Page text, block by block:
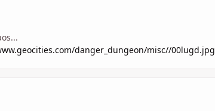
danger_dungeon/misc//00lugd.jpg